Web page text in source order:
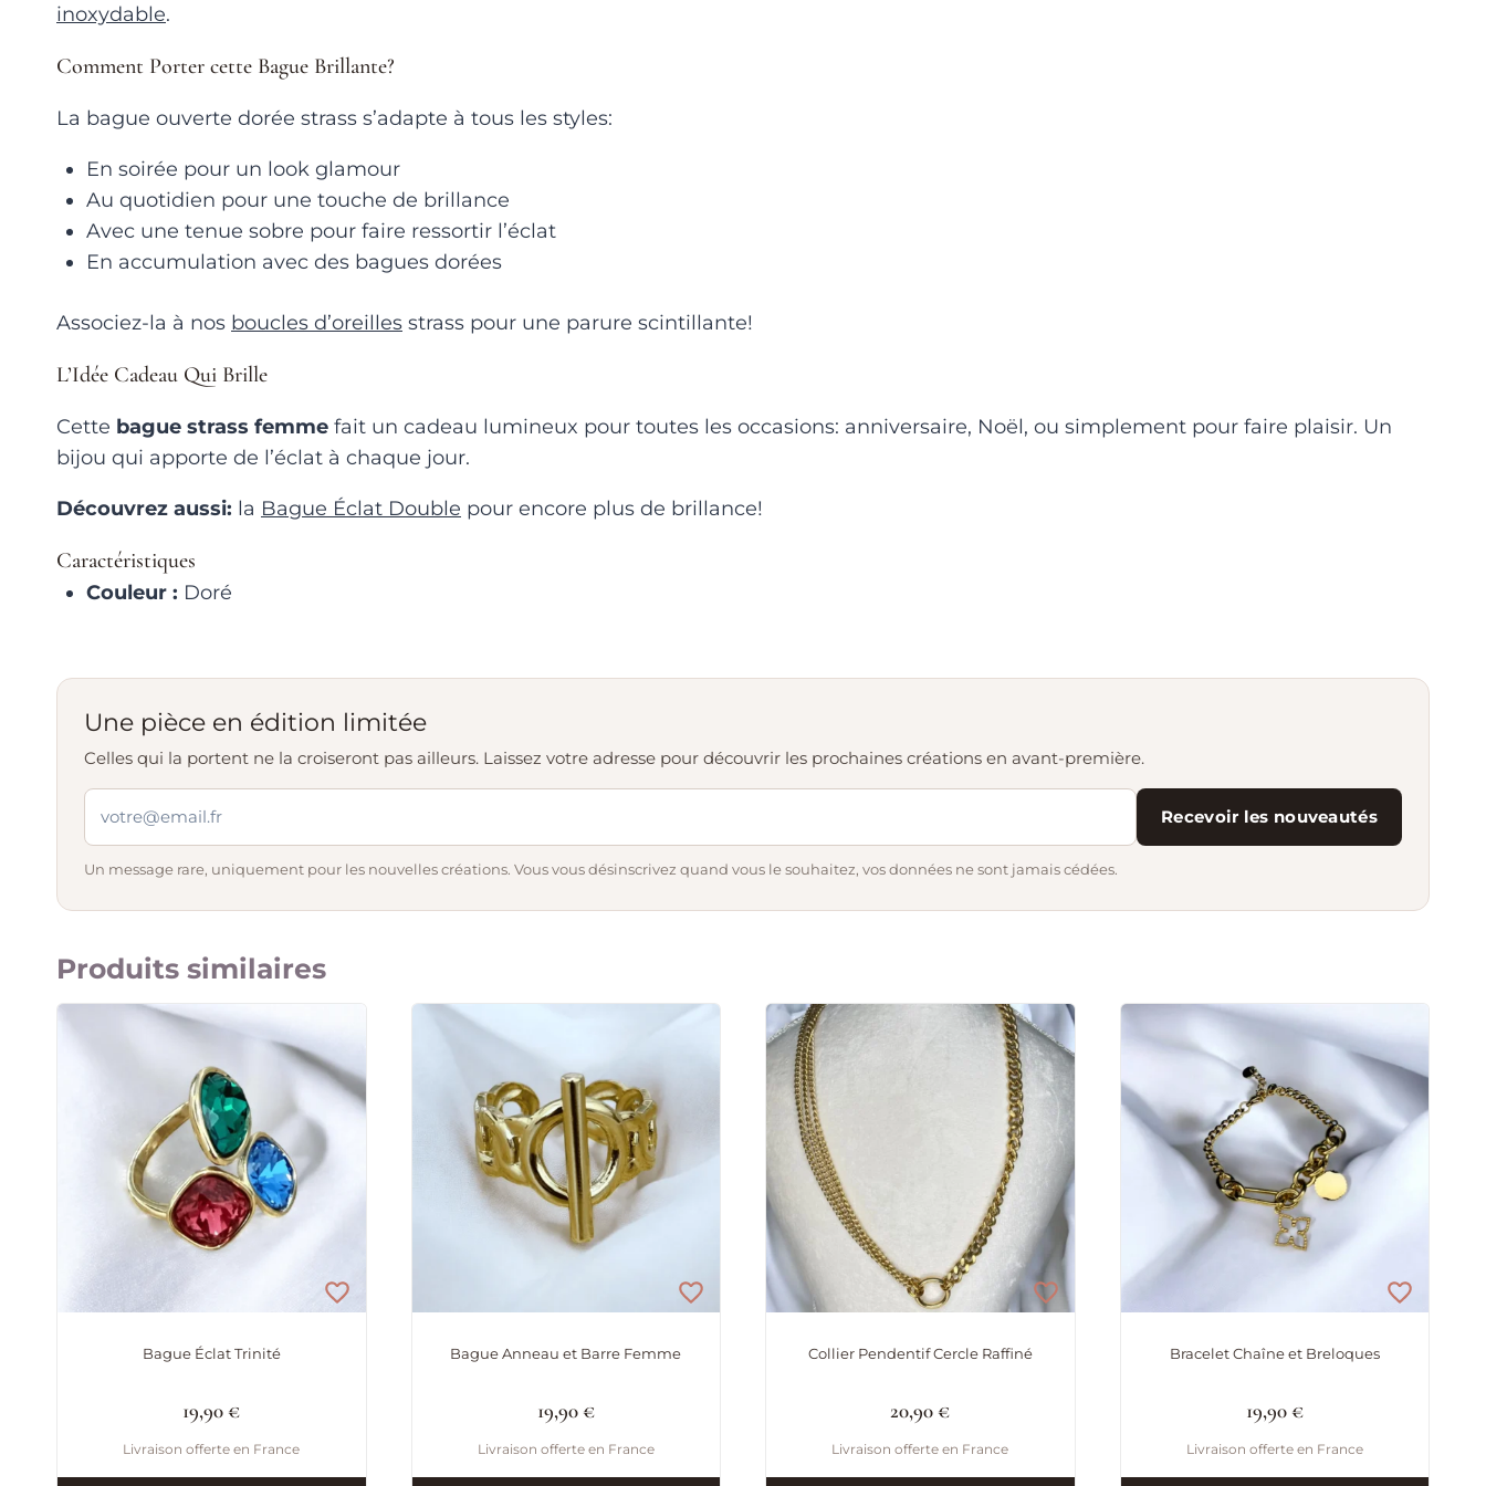
inoxydable.
Comment Porter cette Bague Brillante?
La bague ouverte dorée strass s’adapte à tous les styles:
En soirée pour un look glamour
Au quotidien pour une touche de brillance
Avec une tenue sobre pour faire ressortir l’éclat
En accumulation avec des bagues dorées
Associez-la à nos boucles d’oreilles strass pour une parure scintillante!
L’Idée Cadeau Qui Brille
Cette bague strass femme fait un cadeau lumineux pour toutes les occasions: anniversaire, Noël, ou simplement pour faire plaisir. Un
bijou qui apporte de l’éclat à chaque jour.
Découvrez aussi: la Bague Éclat Double pour encore plus de brillance!
Caractéristiques
Couleur : Doré
Une pièce en édition limitée
Celles qui la portent ne la croiseront pas ailleurs. Laissez votre adresse pour découvrir les prochaines créations en avant-première.
Recevoir les nouveautés
Un message rare, uniquement pour les nouvelles créations. Vous vous désinscrivez quand vous le souhaitez, vos données ne sont jamais cédées.
Produits similaires
Bague Éclat Trinité
19,90€
Livraison offerte en France
Bague Anneau et Barre Femme
19,90€
Livraison offerte en France
Collier Pendentif Cercle Raffiné
20,90€
Livraison offerte en France
Bracelet Chaîne et Breloques
19,90€
Livraison offerte en France